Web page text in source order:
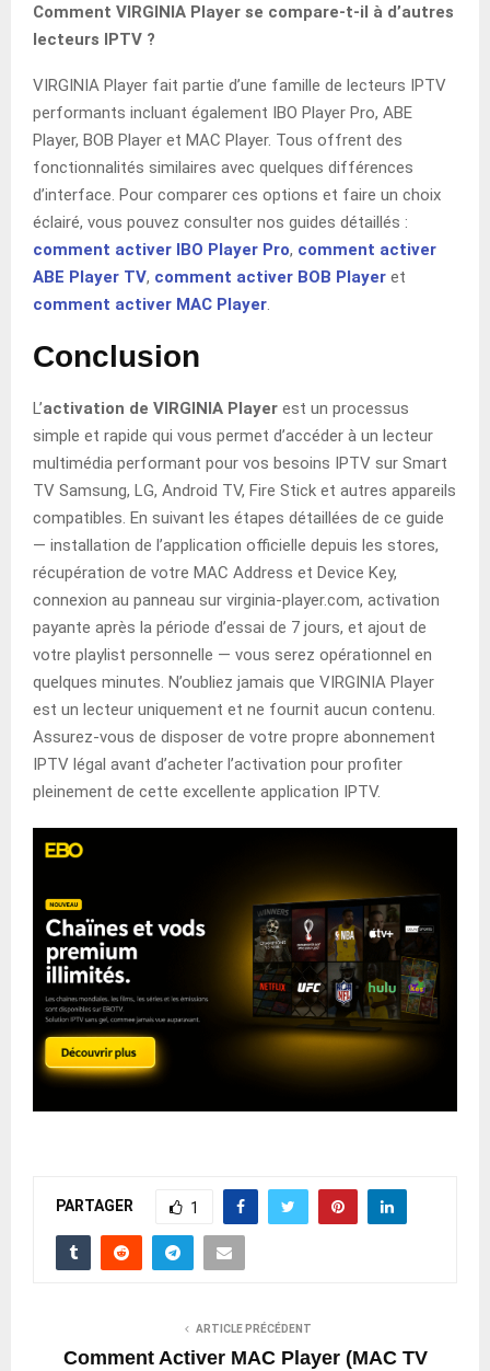
Comment VIRGINIA Player se compare-t-il à d’autres
lecteurs IPTV ?
VIRGINIA Player fait partie d’une famille de lecteurs IPTV
performants incluant également IBO Player Pro, ABE
Player, BOB Player et MAC Player. Tous offrent des
fonctionnalités similaires avec quelques différences
d’interface. Pour comparer ces options et faire un choix
éclairé, vous pouvez consulter nos guides détaillés :
comment activer IBO Player Pro, comment activer
ABE Player TV, comment activer BOB Player et
comment activer MAC Player.
Conclusion
L’activation de VIRGINIA Player est un processus
simple et rapide qui vous permet d’accéder à un lecteur
multimédia performant pour vos besoins IPTV sur Smart
TV Samsung, LG, Android TV, Fire Stick et autres appareils
compatibles. En suivant les étapes détaillées de ce guide
— installation de l’application officielle depuis les stores,
récupération de votre MAC Address et Device Key,
connexion au panneau sur virginia-player.com, activation
payante après la période d’essai de 7 jours, et ajout de
votre playlist personnelle — vous serez opérationnel en
quelques minutes. N’oubliez jamais que VIRGINIA Player
est un lecteur uniquement et ne fournit aucun contenu.
Assurez-vous de disposer de votre propre abonnement
IPTV légal avant d’acheter l’activation pour profiter
pleinement de cette excellente application IPTV.
PARTAGER 1
ARTICLE PRÉCÉDENT
Comment Activer MAC Player (MAC TV